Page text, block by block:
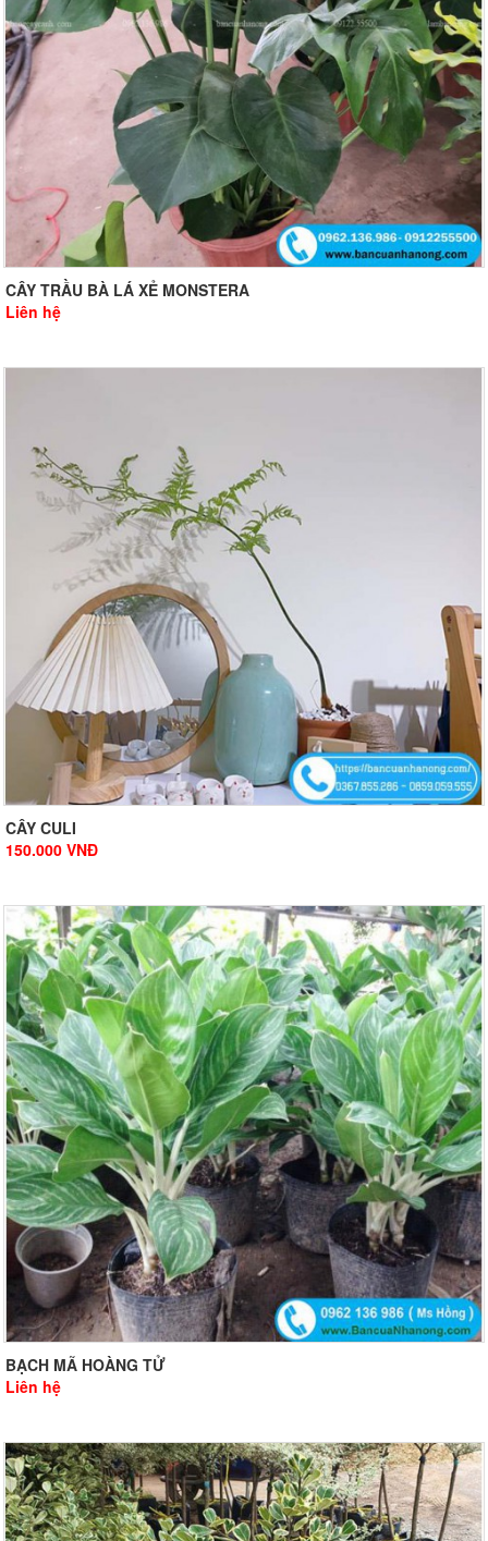
CÂY TRẦU BÀ LÁ XẺ MONSTERA
Liên hệ
CÂY CULI
150.000 VNĐ
BẠCH MÃ HOÀNG TỬ
Liên hệ